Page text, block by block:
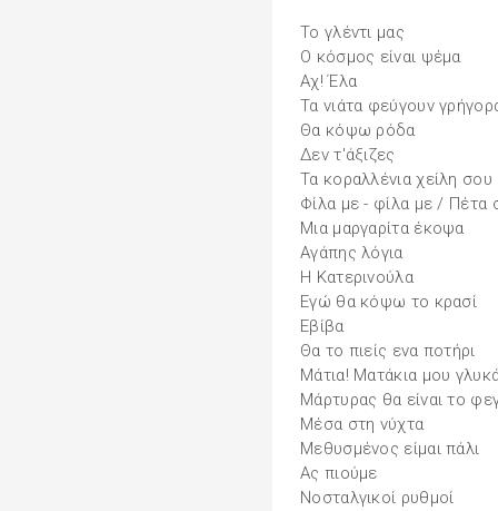
Το γλέντι μας
Ο κόσμος είναι ψέμα
Αχ! Έλα
Τα νιάτα φεύγουν
Θα κόψω ρόδα
Δεν τ'άξιζες
Τα κοραλλένια χείλη σου
Φίλα με - φίλα με / Πέτα
Μια μαργαρίτα έκοψα
Αγάπης λόγια
Η Κατερινούλα
Εγώ θα κόψω το κρασί
Εβίβα
Θα το πιείς ενα ποτήρι
Μάτια! Ματάκια μου
Μάρτυρας θα είναι το
Μέσα στη νύχτα
Μεθυσμένος είμαι πάλι
Ας πιούμε
Νοσταλγικοί ρυθμοί